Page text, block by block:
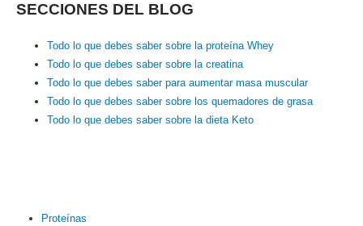
SECCIONES DEL BLOG
Todo lo que debes saber sobre la proteína Whey
Todo lo que debes saber sobre la creatina
Todo lo que debes saber para aumentar masa muscular
Todo lo que debes saber sobre los quemadores de grasa
Todo lo que debes saber sobre la dieta Keto
Proteínas